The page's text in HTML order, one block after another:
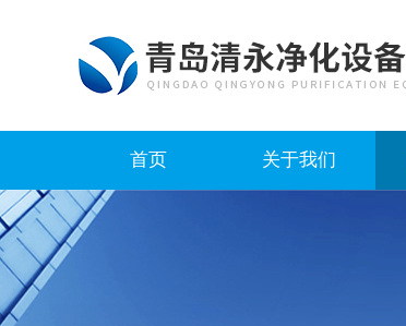
首页 关于我们